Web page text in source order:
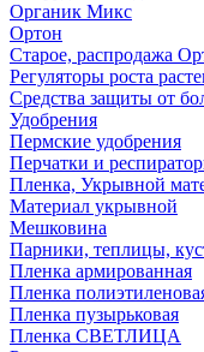
Органик Микс
Ортон
Старое, распродажа
Регуляторы роста
Средства защиты от
Удобрения
Пермские удобрения
Перчатки и
Пленка, Укрывной
Материал укрывной
Мешковина
Парники, теплицы,
Пленка армированная
Пленка
Пленка пузырьковая
Пленка СВЕТЛИЦА